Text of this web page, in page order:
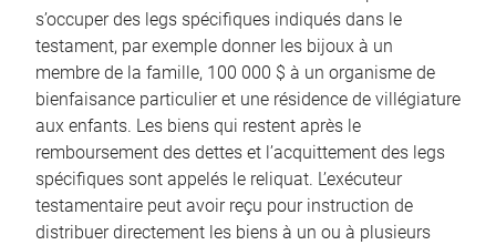
s’occuper des legs spécifiques indiqués dans le
testament, par exemple donner les bijoux à un
membre de la famille, 100 000 $ à un organisme de
bienfaisance particulier et une résidence de villégiature
aux enfants. Les biens qui restent après le
remboursement des dettes et l’acquittement des legs
spécifiques sont appelés le reliquat. L’exécuteur
testamentaire peut avoir reçu pour instruction de
distribuer directement les biens à un ou à plusieurs